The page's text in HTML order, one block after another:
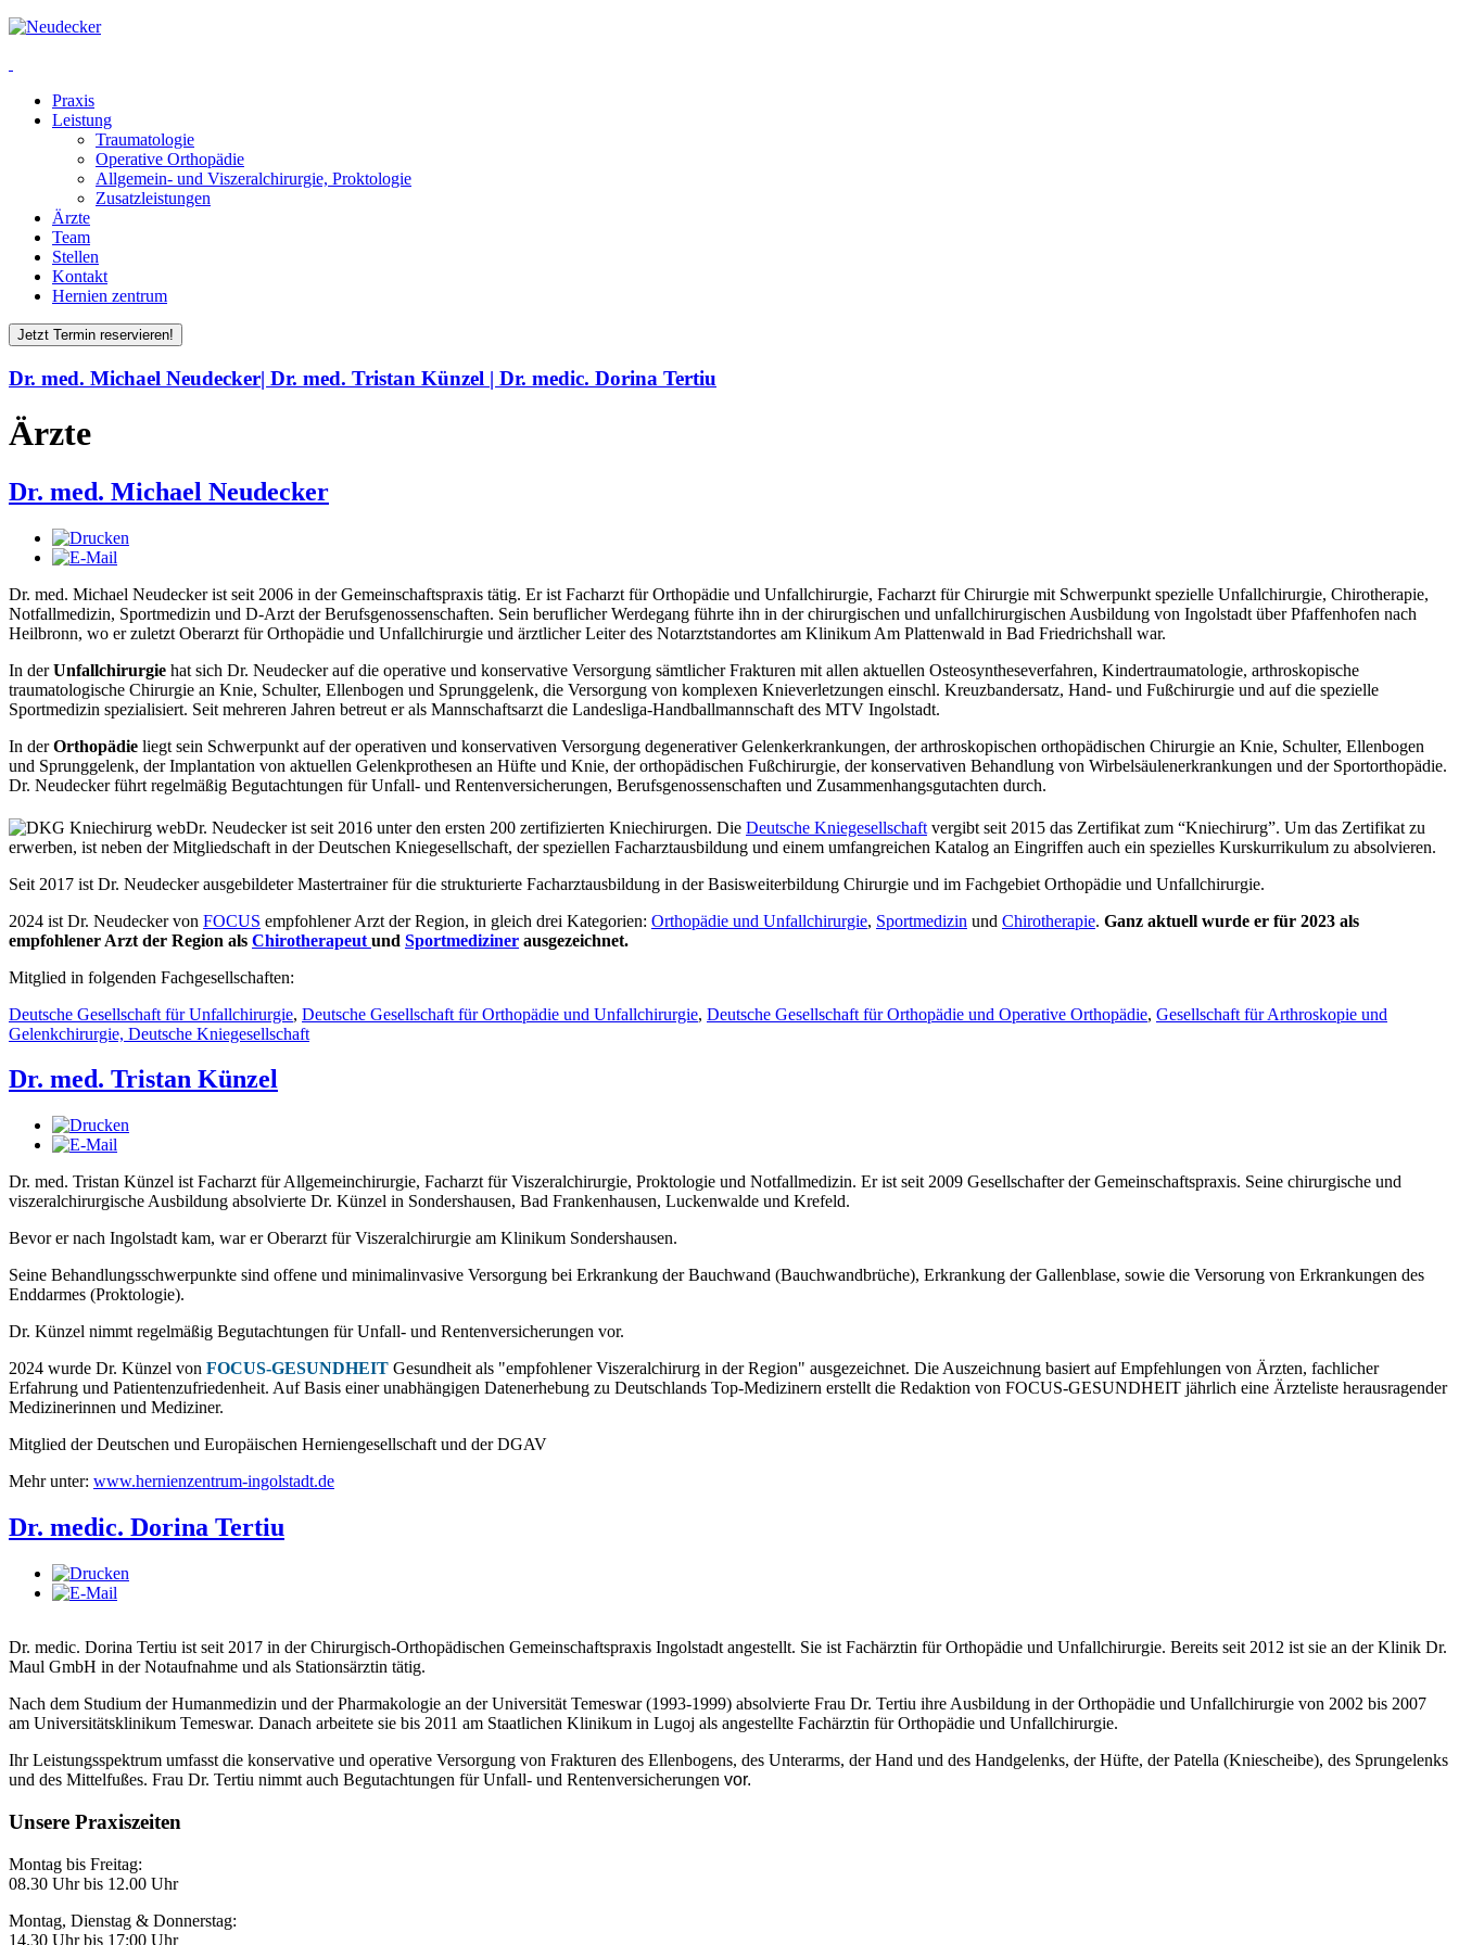
Praxis
Leistung
Traumatologie
Operative Orthopädie
Allgemein- und Viszeralchirurgie, Proktologie
Zusatzleistungen
Ärzte
Team
Stellen
Kontakt
Hernien zentrum
Jetzt Termin reservieren!
Dr. med. Michael Neudecker| Dr. med. Tristan Künzel | Dr. medic. Dorina Tertiu
Ärzte
Dr. med. Michael Neudecker
Dr. med. Michael Neudecker ist seit 2006 in der Gemeinschaftspraxis tätig. Er ist Facharzt für Orthopädie und Unfallchirurgie, Facharzt für Chirurgie mit Schwerpunkt spezielle Unfallchirurgie, Chirotherapie,
Notfallmedizin, Sportmedizin und D-Arzt der Berufsgenossenschaften. Sein beruflicher Werdegang führte ihn in der chirurgischen und unfallchirurgischen Ausbildung von Ingolstadt über Pfaffenhofen nach
Heilbronn, wo er zuletzt Oberarzt für Orthopädie und Unfallchirurgie und ärztlicher Leiter des Notarztstandortes am Klinikum Am Plattenwald in Bad Friedrichshall war.
In derUnfallchirurgie hat sich Dr. Neudecker auf die operative und konservative Versorgung sämtlicher Frakturen mit allen aktuellen Osteosyntheseverfahren, Kindertraumatologie, arthroskopische
traumatologische Chirurgie an Knie, Schulter, Ellenbogen und Sprunggelenk, die Versorgung von komplexen Knieverletzungen einschl. Kreuzbandersatz, Hand- und Fußchirurgie und auf die spezielle
Sportmedizin spezialisiert. Seit mehreren Jahren betreut er als Mannschaftsarzt die Landesliga-Handballmannschaft des MTV Ingolstadt.
In derOrthopädie liegt sein Schwerpunkt auf der operativen und konservativen Versorgung degenerativer Gelenkerkrankungen, der arthroskopischen orthopädischen Chirurgie an Knie, Schulter, Ellenbogen
und Sprunggelenk, der Implantation von aktuellen Gelenkprothesen an Hüfte und Knie, der orthopädischen Fußchirurgie, der konservativen Behandlung von Wirbelsäulenerkrankungen und der Sportorthopädie.
Dr. Neudecker führt regelmäßig Begutachtungen für Unfall- und Rentenversicherungen, Berufsgenossenschaften und Zusammenhangsgutachten durch.
Dr. Neudecker ist seit 2016 unter den ersten 200 zertifizierten Kniechirurgen. Die Deutsche Kniegesellschaft vergibt seit 2015 das Zertifikat zum “Kniechirurg”. Um das Zertifikat zu
erwerben, ist neben der Mitgliedschaft in der Deutschen Kniegesellschaft, der speziellen Facharztausbildung und einem umfangreichen Katalog an Eingriffen auch ein spezielles Kurskurrikulum zu absolvieren.
Seit 2017 ist Dr. Neudecker ausgebildeter Mastertrainer für die strukturierte Facharztausbildung in der Basisweiterbildung Chirurgie und im Fachgebiet Orthopädie und Unfallchirurgie.
2024 ist Dr. Neudecker von FOCUS empfohlener Arzt der Region, in gleich drei Kategorien: Orthopädie und Unfallchirurgie, Sportmedizin und Chirotherapie. Ganz aktuell wurde er für 2023 als
empfohlener Arzt der Region als Chirotherapeut und Sportmediziner ausgezeichnet.
Mitglied in folgenden Fachgesellschaften:
Deutsche Gesellschaft für Unfallchirurgie, Deutsche Gesellschaft für Orthopädie und Unfallchirurgie, Deutsche Gesellschaft für Orthopädie und Operative Orthopädie, Gesellschaft für Arthroskopie und
Gelenkchirurgie, Deutsche Kniegesellschaft
Dr. med. Tristan Künzel
Dr. med. Tristan Künzel ist Facharzt für Allgemeinchirurgie, Facharzt für Viszeralchirurgie, Proktologie und Notfallmedizin. Er ist seit 2009 Gesellschafter der Gemeinschaftspraxis. Seine chirurgische und
viszeralchirurgische Ausbildung absolvierte Dr. Künzel in Sondershausen, Bad Frankenhausen, Luckenwalde und Krefeld.
Bevor er nach Ingolstadt kam, war er Oberarzt für Viszeralchirurgie am Klinikum Sondershausen.
Seine Behandlungsschwerpunkte sind offene und minimalinvasive Versorgung bei Erkrankung der Bauchwand (Bauchwandbrüche), Erkrankung der Gallenblase, sowie die Versorung von Erkrankungen des
Enddarmes (Proktologie).
Dr. Künzel nimmt regelmäßig Begutachtungen für Unfall- und Rentenversicherungen vor.
2024 wurde Dr. Künzel von FOCUS-GESUNDHEIT Gesundheit als "empfohlener Viszeralchirurg in der Region" ausgezeichnet. Die Auszeichnung basiert auf Empfehlungen von Ärzten, fachlicher
Erfahrung und Patientenzufriedenheit. Auf Basis einer unabhängigen Datenerhebung zu Deutschlands Top-Medizinern erstellt die Redaktion von FOCUS-GESUNDHEIT jährlich eine Ärzteliste herausragender
Medizinerinnen und Mediziner.
Mitglied der Deutschen und Europäischen Herniengesellschaft und der DGAV
Mehr unter: www.hernienzentrum-ingolstadt.de
Dr. medic. Dorina Tertiu
Dr. medic. Dorina Tertiu ist seit 2017 in der Chirurgisch-Orthopädischen Gemeinschaftspraxis Ingolstadt angestellt. Sie ist Fachärztin für Orthopädie und Unfallchirurgie. Bereits seit 2012 ist sie an der Klinik Dr.
Maul GmbH in der Notaufnahme und als Stationsärztin tätig.
Nach dem Studium der Humanmedizin und der Pharmakologie an der Universität Temeswar (1993-1999) absolvierte Frau Dr. Tertiu ihre Ausbildung in der Orthopädie und Unfallchirurgie von 2002 bis 2007
am Universitätsklinikum Temeswar. Danach arbeitete sie bis 2011 am Staatlichen Klinikum in Lugoj als angestellte Fachärztin für Orthopädie und Unfallchirurgie.
Ihr Leistungsspektrum umfasst die konservative und operative Versorgung von Frakturen des Ellenbogens, des Unterarms, der Hand und des Handgelenks, der Hüfte, der Patella (Kniescheibe), des Sprungelenks
und des Mittelfußes. Frau Dr. Tertiu nimmt auch Begutachtungen für Unfall- und Rentenversicherungen vor.
Unsere Praxiszeiten
Montag bis Freitag:
08.30 Uhr bis 12.00 Uhr
Montag, Dienstag & Donnerstag:
14.30 Uhr bis 17:00 Uhr